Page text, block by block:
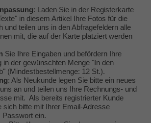
: Laden Sie in der Registerkarte
in diesem Artikel Ihre Fotos für die
und teilen uns in den Abfragefeldern alle
mit, die auf der Karte platziert werden
Sie Ihre Eingaben und befördern Ihre
in der gewünschten Menge "In den
(Mindestbestellmenge: 12 St.).
: Als Neukunde legen Sie bitte ein neues
an und teilen uns Ihre Rechnungs- und
mit. Als bereits registrierter Kunde
sich bitte mit Ihrer Email-Adresse
Passwort ein.